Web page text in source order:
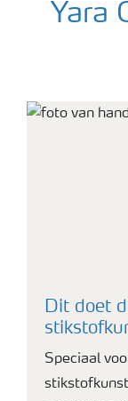
Yara
Dit doet
Speciaal